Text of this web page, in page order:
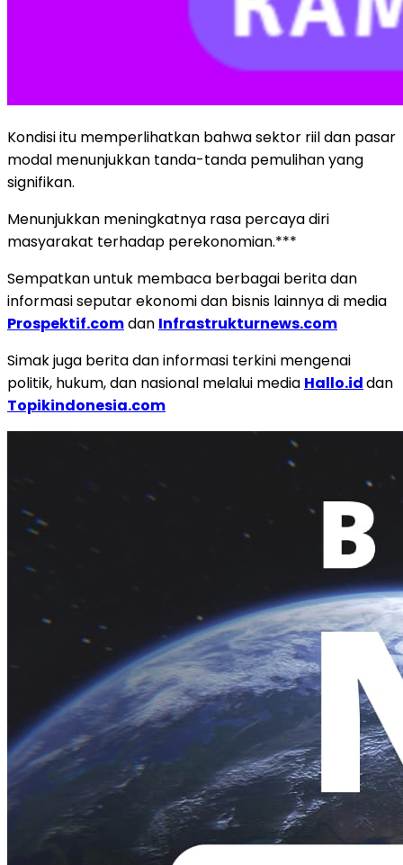
Kondisi itu memperlihatkan bahwa sektor riil dan pasar
modal menunjukkan tanda-tanda pemulihan yang
signifikan.
Menunjukkan meningkatnya rasa percaya diri
masyarakat terhadap perekonomian.***
Sempatkan untuk membaca berbagai berita dan
informasi seputar ekonomi dan bisnis lainnya di media
Prospektif.comdan Infrastrukturnews.com
Simak juga berita dan informasi terkini mengenai
politik, hukum, dan nasional melalui media Hallo.iddan
Topikindonesia.com